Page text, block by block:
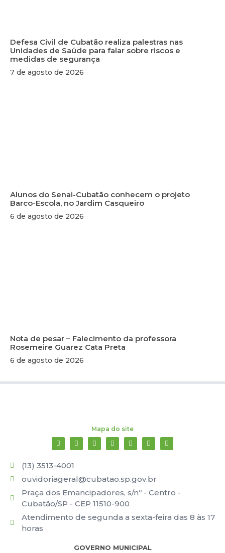
Defesa Civil de Cubatão realiza palestras nas
Unidades de Saúde para falar sobre riscos e
medidas de segurança
7 de agosto de 2026
Alunos do Senai-Cubatão conhecem o projeto
Barco-Escola, no Jardim Casqueiro
6 de agosto de 2026
Nota de pesar – Falecimento da professora
Rosemeire Guarez Cata Preta
6 de agosto de 2026
Mapa do site
(13) 3513-4001
ouvidoriageral@cubatao.sp.gov.br
Praça dos Emancipadores, s/nº - Centro -
Cubatão/SP - CEP 11510-900
Atendimento de segunda a sexta-feira das 8 às 17
horas
GOVERNO MUNICIPAL